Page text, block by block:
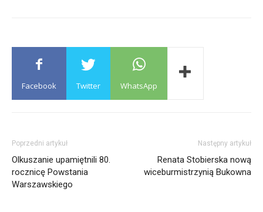
Facebook Twitter WhatsApp
Poprzedni artykuł
Olkuszanie upamiętnili 80.
rocznicę Powstania
Warszawskiego
Następny artykuł
Renata Stobierska nową
wiceburmistrzynią Bukowna